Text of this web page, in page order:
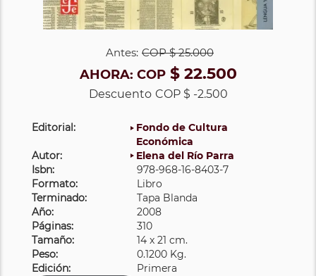
Antes: COP$ 25.000
AHORA: COP$ 22.500
Descuento COP $ -2.500
Editorial:
Fondo de Cultura
Económica
Autor:
Elena del Río Parra
Isbn:
978-968-16-8403-7
Formato:
Libro
Terminado:
Tapa Blanda
Año:
2008
Páginas:
310
Tamaño:
14 x 21 cm.
Peso:
0.1200 Kg.
Edición:
Primera